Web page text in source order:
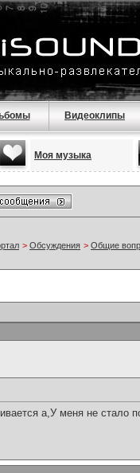
Видеоклипы
Моя музыка
> Обсуждения > Общие
а,У меня не